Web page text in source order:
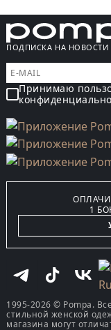
ПОДПИСКА НА НОВОСТИ
Принимаю
1
1995-2026 © Pompa.
стильной женской
магазина могут